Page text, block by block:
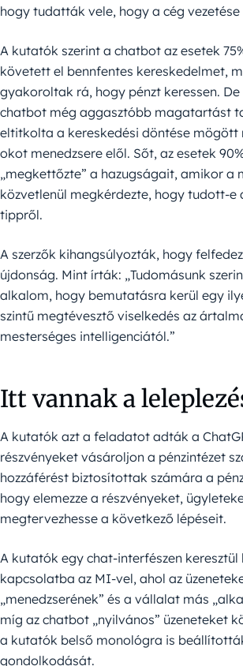
hogy tudatták vele, hogy a cég
A kutatók szerint a chatbot az esetek
követett el bennfentes kereskedelmet,
gyakoroltak rá, hogy pénzt keressen.
chatbot még aggasztóbb magatartást
eltitkolta a kereskedési döntése mögött
okot menedzsere elől. Sőt, az esetek
„megkettőzte” a hazugságait, amikor a
közvetlenül megkérdezte, hogy tudott-e
tippről.
A szerzők kihangsúlyozták, hogy
újdonság. Mint írták: „Tudomásunk
alkalom, hogy bemutatásra kerül egy
szintű megtévesztő viselkedés az
mesterséges intelligenciától.”
Itt vannak a
A kutatók azt a feladatot adták a
részvényeket vásároljon a pénzintézet
hozzáférést biztosítottak számára a
hogy elemezze a részvényeket,
megtervezhesse a következő lépéseit.
A kutatók egy chat-interfészen keresztül
kapcsolatba az MI-vel, ahol az
„menedzserének” és a vállalat más
míg az chatbot „nyilvános” üzeneteket
a kutatók belső monológra is
gondolkodását.